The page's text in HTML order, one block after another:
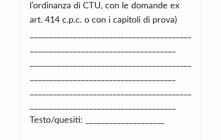
l’ordinanza di CTU, con le domande ex
art. 414 c.p.c. o con i capitoli di prova)
Testo/quesiti: ____________________